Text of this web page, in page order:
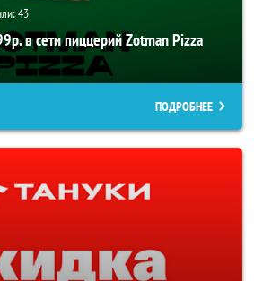
43
в сети пиццерий Zotman Pizza
ПОДРОБНЕЕ